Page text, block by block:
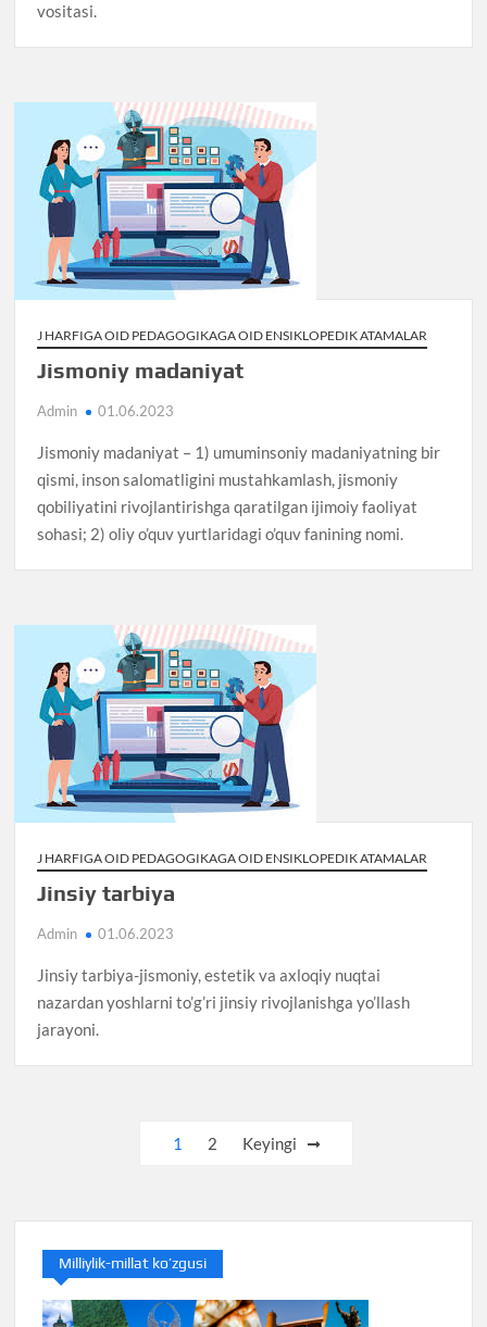
vositasi.
J HARFIGA OID PEDAGOGIKAGA OID ENSIKLOPEDIK ATAMALAR
Jismoniy madaniyat
Admin 01.06.2023
Jismoniy madaniyat – 1) umuminsoniy madaniyatning bir
qismi, inson salomatligini mustahkamlash, jismoniy
qobiliyatini rivojlantirishga qaratilgan ijimoiy faoliyat
sohasi; 2) oliy o’quv yurtlaridagi o’quv fanining nomi.
J HARFIGA OID PEDAGOGIKAGA OID ENSIKLOPEDIK ATAMALAR
Jinsiy tarbiya
Admin 01.06.2023
Jinsiy tarbiya-jismoniy, estetik va axloqiy nuqtai
nazardan yoshlarni to’g’ri jinsiy rivojlanishga yo’llash
jarayoni.
1 2 Keyingi
Milliylik-millat ko’zgusi